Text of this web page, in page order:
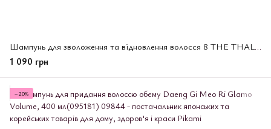
Шампунь для зволоження та відновлення волосся 8 THE THALASSO, 475 мл (568833)
1 090 грн
−20%